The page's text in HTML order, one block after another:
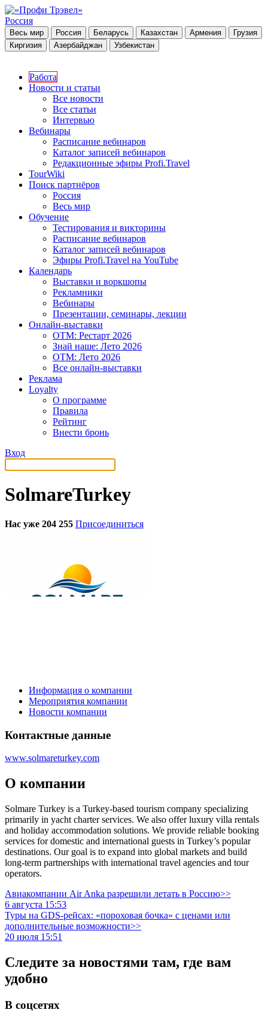
Россия
Весь мир Россия Беларусь Казахстан Армения
Грузия
Киргизия
Азербайджан Узбекистан
Работа
Новости и статьи
Все новости
Все статьи
Интервью
Вебинары
Расписание вебинаров
Каталог записей вебинаров
Редакционные эфиры Profi.Travel
TourWiki
Поиск партнёров
Россия
Весь мир
Обучение
Тестирования и викторины
Расписание вебинаров
Каталог записей вебинаров
Эфиры Profi.Travel на YouTube
Календарь
Выставки и воркшопы
Рекламники
Вебинары
Презентации, семинары, лекции
Онлайн-выставки
OTM: Рестарт 2026
Знай наше: Лето 2026
OTM: Лето 2026
Все онлайн-выставки
Реклама
Loyalty
О программе
Правила
Рейтинг
Внести бронь
Вход
SolmareTurkey
Нас уже 204 255 Присоединиться
Информация о компании
Мероприятия компании
Новости компании
Контактные данные
www.solmareturkey.com
О компании
Solmare Turkey is a Turkey-based tourism company specializing
primarily in yacht charter services. We also offer luxury villa rentals
and holiday accommodation solutions. We provide reliable booking
services for domestic and international guests in Turkey’s popular
destinations. Our goal is to expand into global markets and build
long-term partnerships with international travel agencies and tour
operators.
Авиакомпании Air Anka разрешили летать в Россию>>
6 августа 15:53
Туры на GDS-рейсах: «пороховая бочка» с ценами или
дополнительные возможности>>
20 июля 15:51
Следите за новостями там, где вам
удобно
В соцсетях